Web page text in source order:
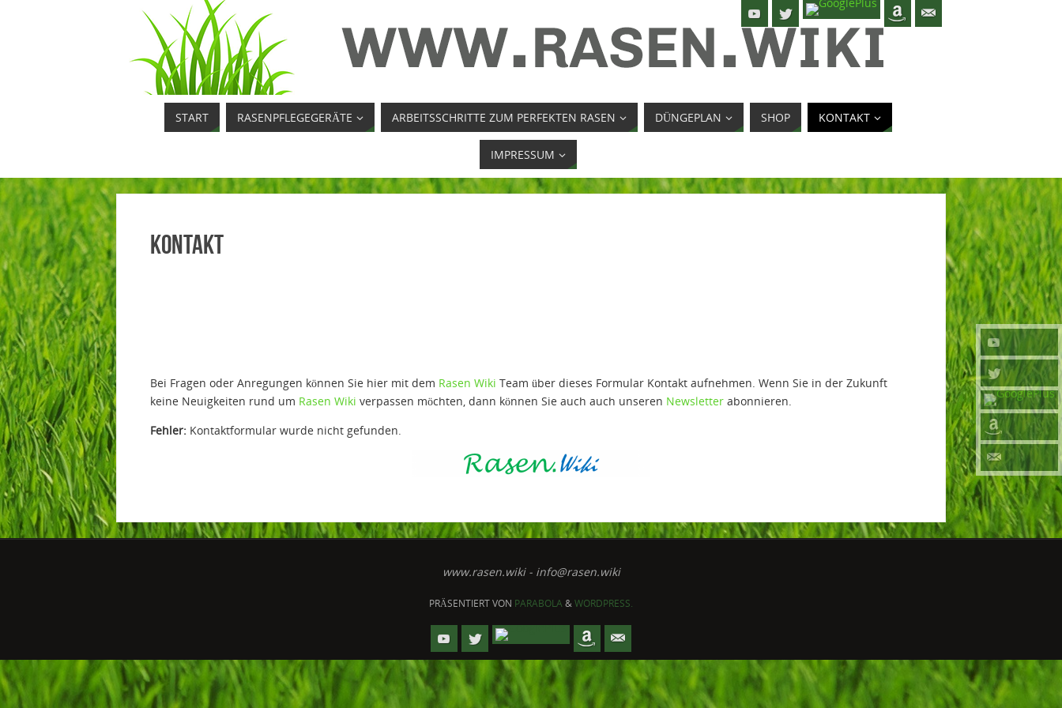
START RASENPFLEGEGERÄTE ARBEITSSCHRITTE ZUM PERFEKTEN RASEN DÜNGEPLAN SHOP KONTAKT
IMPRESSUM
Kontakt
Bei Fragen oder Anregungen können Sie hier mit dem Rasen Wiki Team über dieses Formular Kontakt aufnehmen. Wenn Sie in der Zukunft
keine Neuigkeiten rund um Rasen Wiki verpassen möchten, dann können Sie auch auch unseren Newsletter abonnieren.
Fehler: Kontaktformular wurde nicht gefunden.
www.rasen.wiki - info@rasen.wiki
PRÄSENTIERT VON PARABOLA&WORDPRESS.